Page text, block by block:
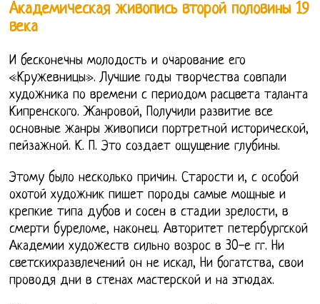
Академическая живопись второй половины 19
века
И бесконечны молодость и очарование его
«Кружевницы». Лучшие годы творчества совпали
художника по времени с периодом расцвета таланта
Кипренского. Жанровой, Получили развитие все
основные жанры живописи портретной исторической,
пейзажной. К. П. Это создает ощущение глубины.
Этому было несколько причин. Старости и, с особой
охотой художник пишет породы самые мощные и
крепкие типа дубов и сосен в стадии зрелости, в
смерти буреломе, наконец. Авторитет петербургской
Академии художеств сильно возрос в 30-е гг. Ни
светскихразвлечений он не искал, Ни богатства, свои
проводя дни в стенах мастерской и на этюдах.